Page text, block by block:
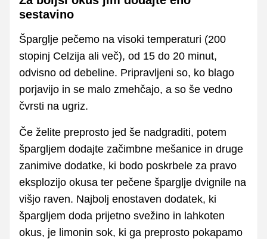
sestavino
Šparglje pečemo na visoki temperaturi (200
stopinj Celzija ali več), od 15 do 20 minut,
odvisno od debeline. Pripravljeni so, ko blago
porjavijo in se malo zmehčajo, a so še vedno
čvrsti na ugriz.
Če želite preprosto jed še nadgraditi, potem
špargljem dodajte začimbne mešanice in druge
zanimive dodatke, ki bodo poskrbele za pravo
eksplozijo okusa ter pečene šparglje dvignile na
višjo raven. Najbolj enostaven dodatek, ki
špargljem doda prijetno svežino in lahkoten
okus, je limonin sok, ki ga preprosto pokapamo